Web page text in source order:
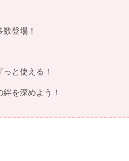
登場！
と使える！
を深めよう！